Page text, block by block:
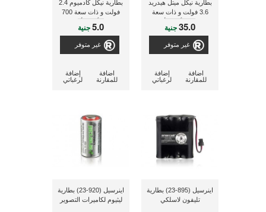
بطارية نيكل ميتل هيدريد
3.6 فولت و ذات سعة
700 مللى أمبير لأجهزة
التليفون الغير مزودة
بسلك و الخاصة بشركة
باناسونيك
35.0جنية
غير متوفر
إضافة
لرغباتي
اضافة
للمقارنة
بطارية نيكل كادميوم 2.4
فولت و ذات سعة 700
مللى أمبير لأجهزة
التليفون الغير مزودة
بسلك و الخاصة بشركة
راديوشاك
5.0جنية
غير متوفر
إضافة
لرغباتي
اضافة
للمقارنة
اينرسيل (895-23) بطارية
تليفون لاسلكي
اينرسيل (920-23) بطارية
ليثيوم لكاميرات التصوير